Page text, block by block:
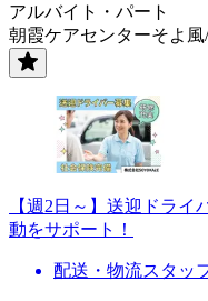
アルバイト・パート
朝霞ケアセンターそよ風
【週2日～】送迎ドラ
動をサポート！
配送・物流スタッ